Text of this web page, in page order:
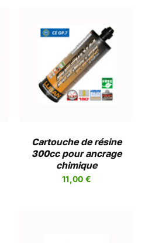
Cartouche de résine
300cc pour ancrage
chimique
11,00 €